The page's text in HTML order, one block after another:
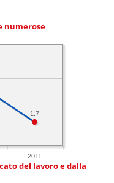
numerose
2011
1.7
del lavoro e dalla